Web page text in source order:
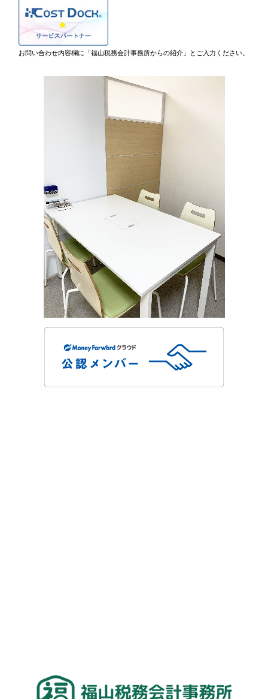
お問い合わせ内容欄に「福山税務会計事務所からの紹介」とご入力ください。